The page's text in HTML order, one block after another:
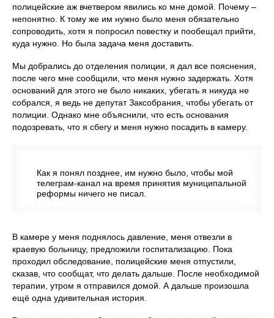
полицейские аж вчетвером явились ко мне домой. Почему –
непонятно. К тому же им нужно было меня обязательно
сопроводить, хотя я попросил повестку и пообещал прийти,
куда нужно. Но была задача меня доставить.
Мы добрались до отделения полиции, я дал все пояснения,
после чего мне сообщили, что меня нужно задержать. Хотя
оснований для этого не было никаких, убегать я никуда не
собрался, я ведь не депутат Заксобрания, чтобы убегать от
полиции. Однако мне объяснили, что есть основания
подозревать, что я сбегу и меня нужно посадить в камеру.
Как я понял позднее, им нужно было, чтобы мой
телеграм-канал на время принятия муниципальной
реформы ничего не писал.
В камере у меня поднялось давление, меня отвезли в
краевую больницу, предложили госпитализацию. Пока
проходил обследование, полицейские меня отпустили,
сказав, что сообщат, что делать дальше. После необходимой
терапии, утром я отправился домой. А дальше произошла
ещё одна удивительная история.